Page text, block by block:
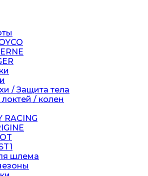
/ Защита тела
/ колен
RACING
шлема